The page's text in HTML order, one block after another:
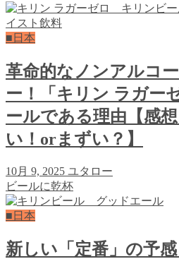
■日本
革命的なノンアルコ
ー！「キリン ラガー
ールである理由【感
い！orまずい？】
10月 9, 2025 ユタロー
ビールに乾杯
■日本
新しい「定番」の予